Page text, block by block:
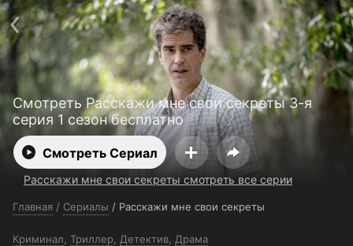
Смотреть Расскажи мне свои секреты 3-я
серия 1 сезон бесплатно
Смотреть Сериал
Расскажи мне свои секреты смотреть все серии
Главная / Сериалы / Расскажи мне свои секреты
Криминал Триллер Детектив Драма
Поддержка: support@24h.tv
О сервисе
Пользовательское соглашение
Политика конфиденциальности
Для партнёров
Открыть приложение
Ввести промокод
Установить на ТВ
Бесплатные каналы Контакты